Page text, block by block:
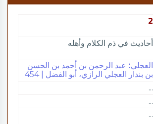
2
أحاديث في ذم الكلام وأهله
العجلي؛ عبد الرحمن بن أحمد بن الحسن
بن بندار العجلي الرازي، أبو الفضل | 454
...
...
...